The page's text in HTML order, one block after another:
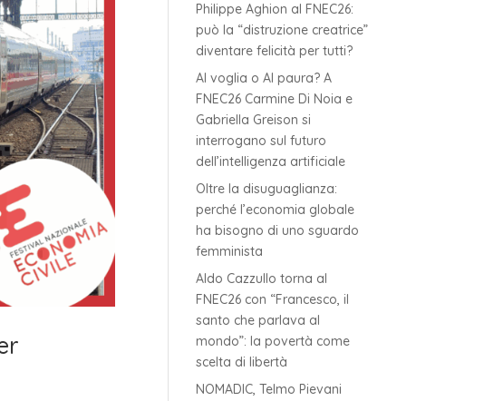
Philippe Aghion al FNEC26:
può la “distruzione creatrice”
diventare felicità per tutti?
AI voglia o AI paura? A
FNEC26 Carmine Di Noia e
Gabriella Greison si
interrogano sul futuro
dell’intelligenza artificiale
Oltre la disuguaglianza:
perché l’economia globale
ha bisogno di uno sguardo
femminista
Aldo Cazzullo torna al
FNEC26 con “Francesco, il
santo che parlava al
mondo”: la povertà come
scelta di libertà
NOMADIC, Telmo Pievani